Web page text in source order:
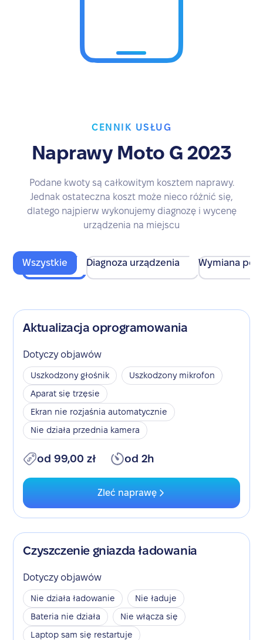
CENNIK USŁUG
Naprawy Moto G 2023
Podane kwoty są całkowitym kosztem naprawy.
Jednak ostateczna koszt może nieco różnić się,
dlatego najpierw wykonujemy diagnozę i wycenę
urządzenia na miejscu
Wszystkie Diagnoza urządzenia Wymiana
Aktualizacja oprogramowania
Dotyczy objawów
Uszkodzony głośnik
Uszkodzony mikrofon
Aparat się trzęsie
Ekran nie rozjaśnia automatycznie
Nie działa przednia kamera
od 99,00 zł od 2h
Zleć naprawę
Czyszczenie gniazda ładowania
Dotyczy objawów
Nie działa ładowanie
Nie ładuje
Bateria nie działa
Nie włącza się
Laptop sam się restartuje